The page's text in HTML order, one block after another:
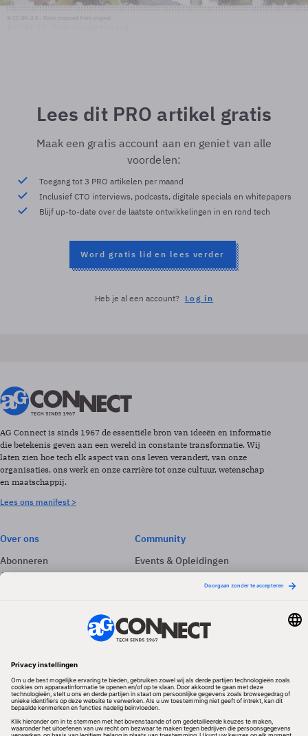
© CC-BY-2.0 - Flickr cropped from original
Lees dit PRO artikel gratis
Maak een gratis account aan en geniet van alle
voordelen:
Toegang tot 3 PRO artikelen per maand
Inclusief CTO interviews, podcasts, digitale specials en whitepapers
Blijf up-to-date over de laatste ontwikkelingen in en rond tech
Word gratis lid en lees verder
Heb je al een account? Log in
AG Connect is sinds 1967 de essentiële bron van ideeën en informatie
die betekenis geven aan een wereld in constante transformatie. Wij
laten zien hoe tech elk aspect van ons leven verandert, van onze
organisaties, ons werk en onze carrière tot onze cultuur, wetenschap
en maatschappij.
Lees ons manifest >
Over ons
Abonneren
Adverteren
Community
Events & Opleidingen
Nieuwsbrieven
Volg ons
Redactionele partner